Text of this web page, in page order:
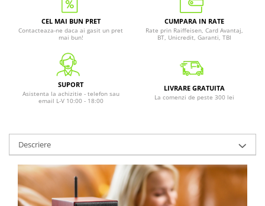
CEL MAI BUN PRET
Contacteaza-ne daca ai gasit un pret
mai bun!
CUMPARA IN RATE
Rate prin Raiffeisen, Card Avantaj,
BT, Unicredit, Garanti, TBI
SUPORT
Asistenta la achizitie - telefon sau
email L-V 10:00 - 18:00
LIVRARE GRATUITA
La comenzi de peste 300 lei
Descriere